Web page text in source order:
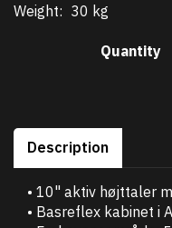
Weight: 30 kg
Quantity
Description
• 10" aktiv højttaler
• Basreflex kabinet i